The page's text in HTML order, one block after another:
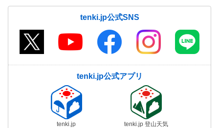
tenki.jp公式SNS
tenki.jp公式アプリ
tenki.jp tenki.jp 登山天気